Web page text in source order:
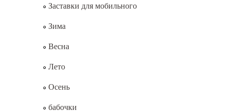
Заставки для мобильного
Зима
Весна
Лето
Осень
бабочки